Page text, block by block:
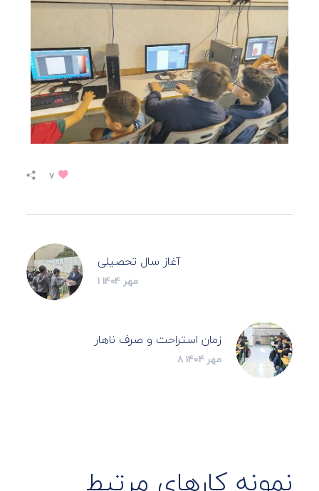
۷
آغاز سال تحصیلی
۱ مهر ۱۴۰۴
زمان استراحت و صرف ناهار
۸ مهر ۱۴۰۴
نمونه کارهای مرتبط